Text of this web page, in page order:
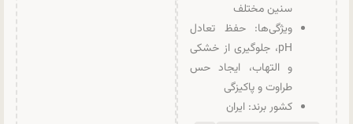
سنین مختلف
ویژگی‌ها: حفظ تعادل
pH، جلوگیری از خشکی
و التهاب، ایجاد حس
طراوت و پاکیزگی
کشور برند: ایران